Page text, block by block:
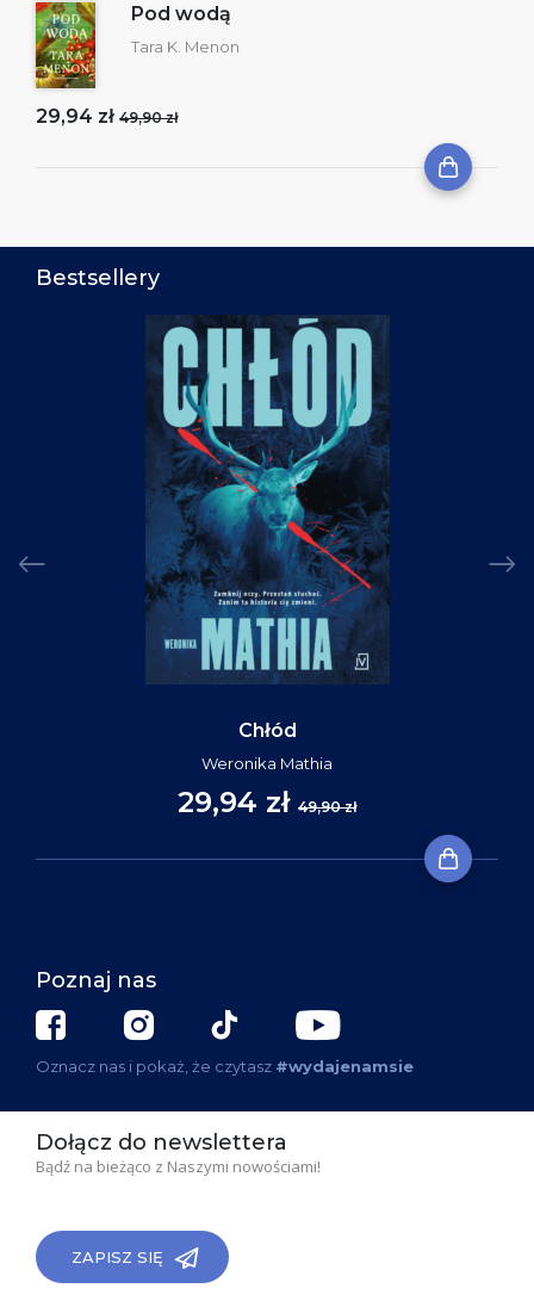
Pod wodą
Tara K. Menon
29,94 zł 49,90 zł
Bestsellery
Chłód
Weronika Mathia
29,94 zł 49,90 zł
Poznaj nas
Oznacz nas i pokaż, że czytasz #wydajenamsie
Dołącz do newslettera
Bądź na bieżąco z Naszymi nowościami!
ZAPISZ SIĘ